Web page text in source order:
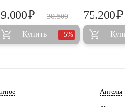
30.500
₽
Купить 5%
75.200₽
Ангелы